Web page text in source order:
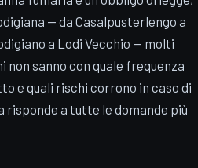
— da Casalpusterlengo a
a Lodi Vecchio — molti
sanno con quale frequenza
e quali rischi corrono in caso di
risponde a tutte le domande più